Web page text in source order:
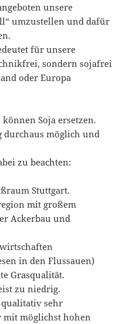
unsere
umzustellen und dafür
für unsere
sondern sojafrei
oder Europa
Soja ersetzen.
möglich und
zu beachten:
Stuttgart.
mit großem
Ackerbau und
in den Flussauen)
Grasqualität.
zu niedrig.
sehr
möglichst hohen